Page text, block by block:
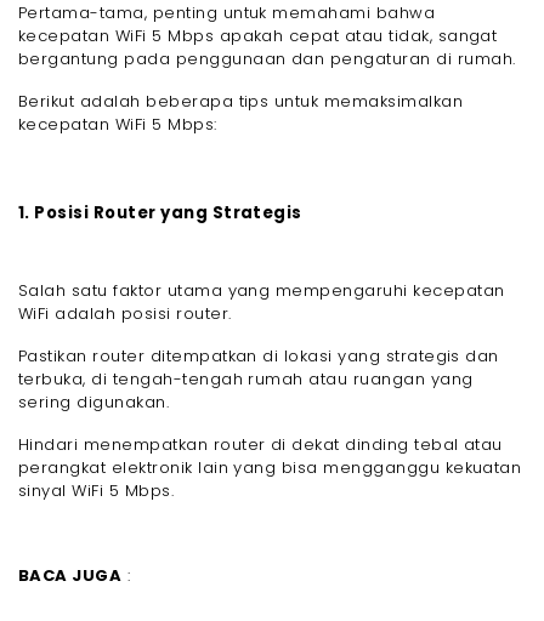
Pertama-tama, penting untuk memahami bahwa
kecepatan WiFi 5 Mbps apakah cepat atau tidak, sangat
bergantung pada penggunaan dan pengaturan di rumah.
Berikut adalah beberapa tips untuk memaksimalkan
kecepatan WiFi 5 Mbps:
1. Posisi Router yang Strategis
Salah satu faktor utama yang mempengaruhi kecepatan
WiFi adalah posisi router.
Pastikan router ditempatkan di lokasi yang strategis dan
terbuka, di tengah-tengah rumah atau ruangan yang
sering digunakan.
Hindari menempatkan router di dekat dinding tebal atau
perangkat elektronik lain yang bisa mengganggu kekuatan
sinyal WiFi 5 Mbps.
BACA JUGA :